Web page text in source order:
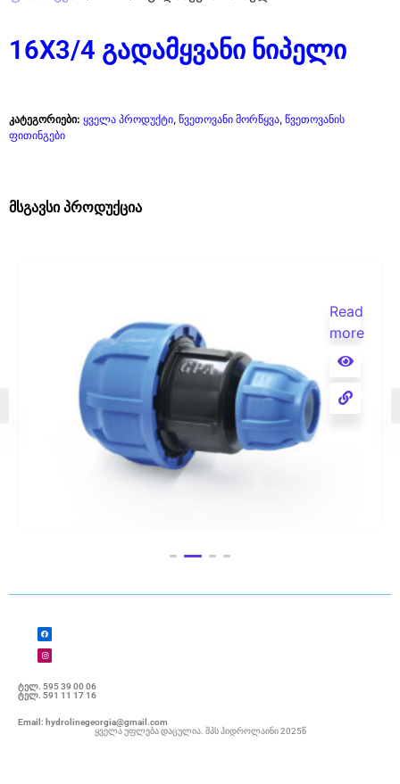
16X3/4 გადამყვანი ნიპელი
კატეგორიები: ყველა პროდუქტი, წვეთოვანი მორწყვა, წვეთოვანის
ფითინგები
მსგავსი პროდუქცია
Read
more
ტელ. 595 39 00 06
ტელ. 591 11 17 16
Email: hydrolinegeorgia@gmail.com
ყველა უფლება დაცულია. შპს ჰიდროლაინი 2025წ